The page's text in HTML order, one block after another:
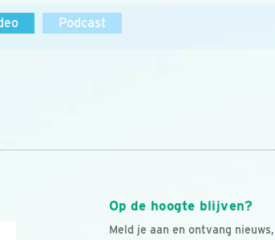
Podcast
Op de hoogte blijven?
Meld je aan en ontvang nieuws,